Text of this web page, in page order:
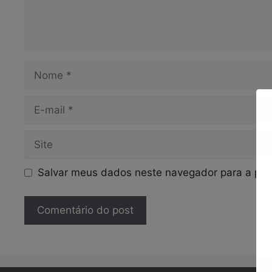
Nome
Site
Salvar meus dados neste navegador para a